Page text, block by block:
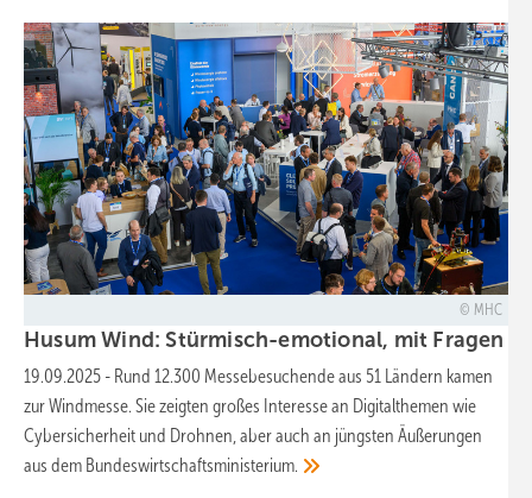
MHC
Husum Wind: Stürmisch-emotional, mit Fragen
19.09.2025 - Rund 12.300 Messebesuchende aus 51 Ländern kamen
zur Windmesse. Sie zeigten großes Interesse an Digitalthemen wie
Cybersicherheit und Drohnen, aber auch an jüngsten Äußerungen
aus dem Bundeswirtschaftsministerium.